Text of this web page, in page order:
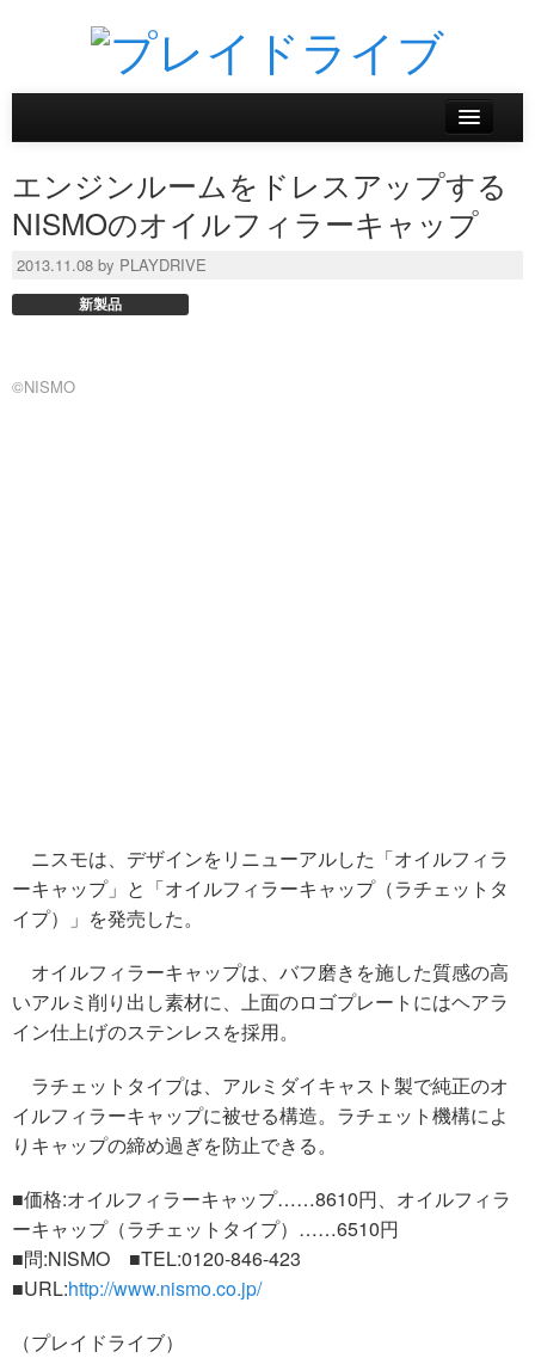
ニュース
リザルトデータベース
バックナンバー
エンジンルームをドレスアップする
NISMOのオイルフィラーキャップ
2013.11.08 by PLAYDRIVE
新製品
©NISMO
ニスモは、デザインをリニューアルした「オイルフィラ
ーキャップ」と「オイルフィラーキャップ（ラチェットタ
イプ）」を発売した。
オイルフィラーキャップは、バフ磨きを施した質感の高
いアルミ削り出し素材に、上面のロゴプレートにはヘアラ
イン仕上げのステンレスを採用。
ラチェットタイプは、アルミダイキャスト製で純正のオ
イルフィラーキャップに被せる構造。ラチェット機構によ
りキャップの締め過ぎを防止できる。
■価格:オイルフィラーキャップ……8610円、オイルフィラ
ーキャップ（ラチェットタイプ）……6510円
■問:NISMO ■TEL:0120-846-423
■URL:http://www.nismo.co.jp/
（プレイドライブ）